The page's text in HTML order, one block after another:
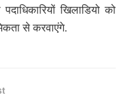
खिलाडियो को
से करवाएंगे.